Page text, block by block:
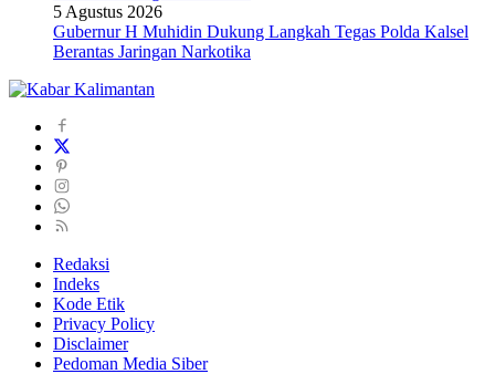
5 Agustus 2026
Gubernur H Muhidin Dukung Langkah Tegas Polda Kalsel
Berantas Jaringan Narkotika
Redaksi
Indeks
Kode Etik
Privacy Policy
Disclaimer
Pedoman Media Siber